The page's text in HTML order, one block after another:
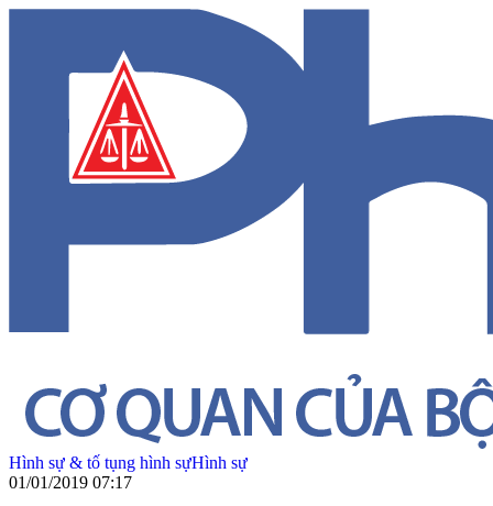
Hình sự & tố tụng hình sựHình sự
01/01/2019 07:17